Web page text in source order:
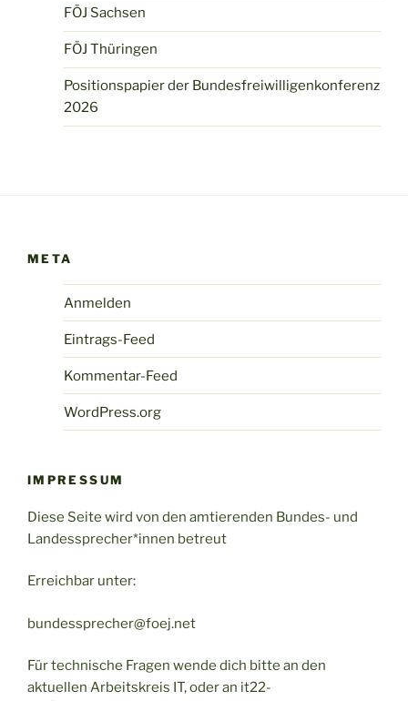
FÖJ Sachsen
FÖJ Thüringen
Positionspapier der Bundesfreiwilligenkonferenz
2026
META
Anmelden
Eintrags-Feed
Kommentar-Feed
WordPress.org
IMPRESSUM
Diese Seite wird von den amtierenden Bundes- und
Landessprecher*innen betreut
Erreichbar unter:
bundessprecher@foej.net
Für technische Fragen wende dich bitte an den
aktuellen Arbeitskreis IT, oder an it22-